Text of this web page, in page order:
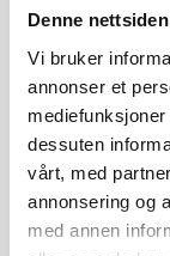
Denne
Vi bruker
annonser et
dessuten
vårt, med
annonsering og
med annen